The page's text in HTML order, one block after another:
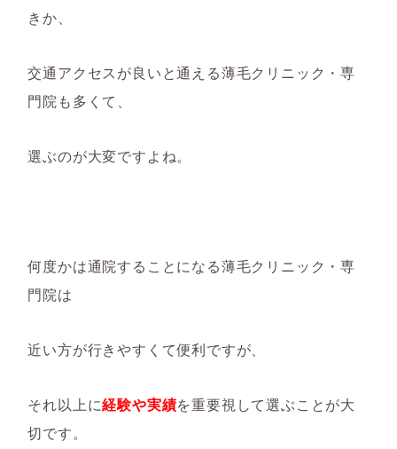
きか、
交通アクセスが良いと通える薄毛クリニック・専
門院も多くて、
選ぶのが大変ですよね。
何度かは通院することになる薄毛クリニック・専
門院は
近い方が行きやすくて便利ですが、
それ以上に経験や実績を重要視して選ぶことが大
切です。